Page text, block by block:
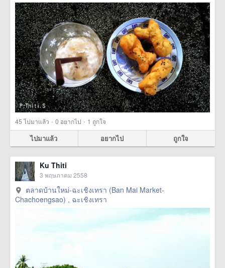
45ไปมาแล้ว · 0 อยากไป · 1 ถูกใจ
ไปมาแล้ว อยากไป ถูกใจ
Ku Thiti
3 พฤษภาคม 2558
ตลาดบ้านใหม่-ฉะเชิงเทรา (Ban Mai Market-
Chachoengsao) , ฉะเชิงเทรา